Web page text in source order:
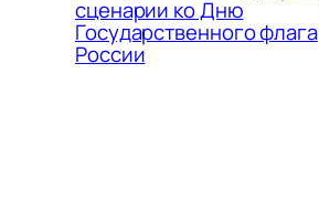
сценарии ко Дню
Государственного флага
России